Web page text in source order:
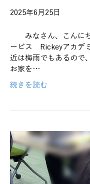
2025年6月25日
みなさん、こんに
ービス Rickeyアカ
近は梅雨でもあるの
お家を…
続きを読む